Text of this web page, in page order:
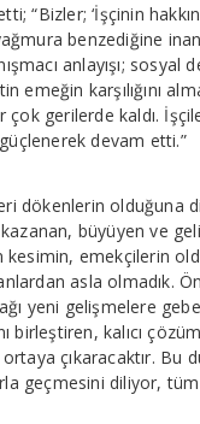
“Bizler; ‘İşçinin
benzediğine
anlayışı;
karşılığını
çok gerilerde kaldı.
devam etti.”
dökenlerin olduğuna
büyüyen ve
emekçilerin
asla olmadık.
yeni gelişmelere
birleştiren, kalıcı
çıkaracaktır. Bu
geçmesini diliyor,